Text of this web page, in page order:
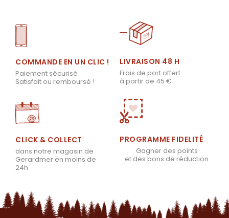
COMMANDE EN UN CLIC !
Paiement sécurisé
Satisfait ou remboursé !
LIVRAISON 48 H
Frais de port offert
à partir de 45 €
CLICK & COLLECT
dans notre magasin de
Gerardmer en moins de
24h
PROGRAMME FIDELITÉ
Gagner des points
et des bons de réduction